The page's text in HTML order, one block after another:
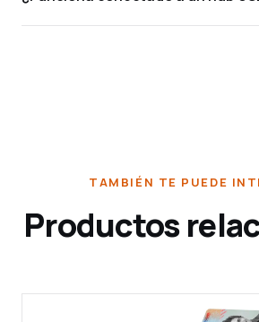
TAMBIÉN TE PUEDE
Productos